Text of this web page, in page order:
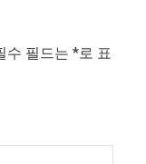
수 필드는 *로 표